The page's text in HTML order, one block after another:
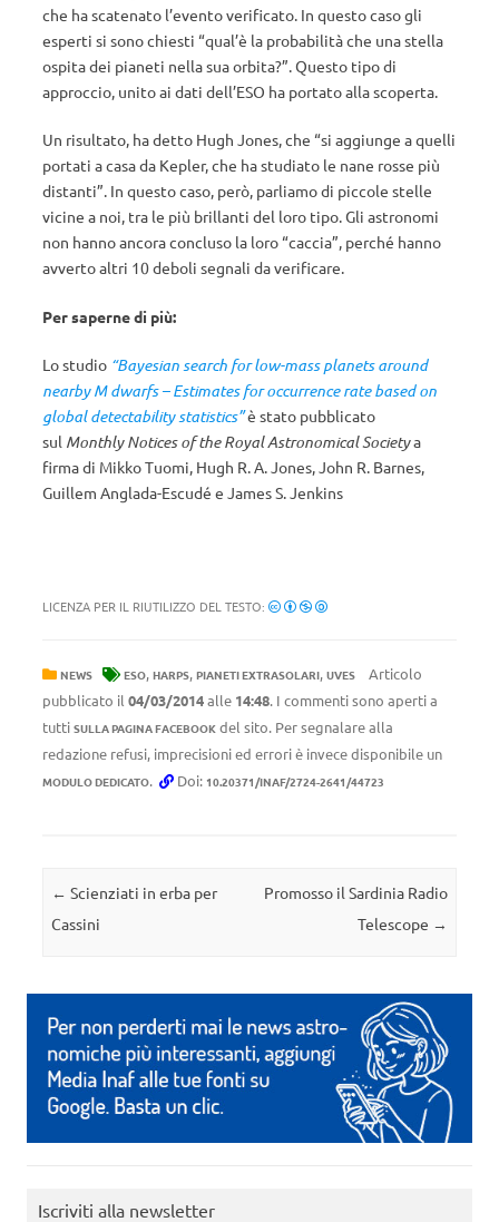
che ha scatenato l’evento verificato. In questo caso gli
esperti si sono chiesti “qual’è la probabilità che una stella
ospita dei pianeti nella sua orbita?”. Questo tipo di
approccio, unito ai dati dell’ESO ha portato alla scoperta.
Un risultato, ha detto Hugh Jones, che “si aggiunge a quelli
portati a casa da Kepler, che ha studiato le nane rosse più
distanti”. In questo caso, però, parliamo di piccole stelle
vicine a noi, tra le più brillanti del loro tipo. Gli astronomi
non hanno ancora concluso la loro “caccia”, perché hanno
avverto altri 10 deboli segnali da verificare.
Per saperne di più:
Lo studio “Bayesian search for low-mass planets around
nearby M dwarfs – Estimates for occurrence rate based on
global detectability statistics”è stato pubblicato
sul Monthly Notices of the Royal Astronomical Societya
firma di Mikko Tuomi, Hugh R. A. Jones, John R. Barnes,
Guillem Anglada-Escudé e James S. Jenkins
LICENZA PER IL RIUTILIZZO DEL TESTO:
NEWS ESO, HARPS, PIANETI EXTRASOLARI, UVES
Articolo
pubblicato il 04/03/2014alle 14:48. I commenti sono aperti a
tutti SULLA PAGINA FACEBOOK del sito. Per segnalare alla
redazione refusi, imprecisioni ed errori è invece disponibile un
MODULO DEDICATO. Doi: 10.20371/INAF/2724-2641/44723
Navigazione articolo
← Scienziati in erba per
Cassini
Promosso il Sardinia Radio
Telescope →
Iscriviti alla newsletter